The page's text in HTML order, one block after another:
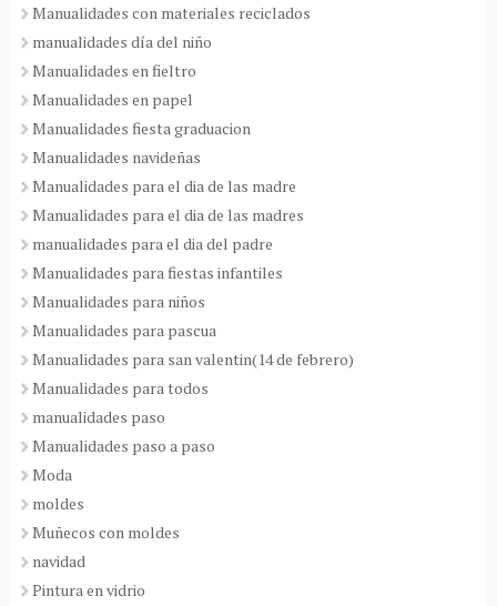
Manualidades con materiales reciclados
manualidades día del niño
Manualidades en fieltro
Manualidades en papel
Manualidades fiesta graduacion
Manualidades navideñas
Manualidades para el dia de las madre
Manualidades para el dia de las madres
manualidades para el dia del padre
Manualidades para fiestas infantiles
Manualidades para niños
Manualidades para pascua
Manualidades para san valentin(14 de febrero)
Manualidades para todos
manualidades paso
Manualidades paso a paso
Moda
moldes
Muñecos con moldes
navidad
Pintura en vidrio